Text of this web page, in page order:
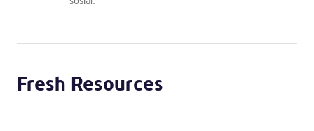
Fresh Resources